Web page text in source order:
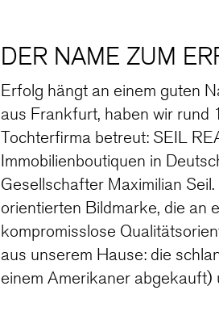
DER NAME ZUM
Erfolg hängt an einem guten
aus Frankfurt, haben wir rund
Tochterfirma betreut: SEIL
Immobilienboutiquen in
Gesellschafter Maximilian
orientierten Bildmarke, die an
kompromisslose
aus unserem Hause: die
einem Amerikaner abgekauft)